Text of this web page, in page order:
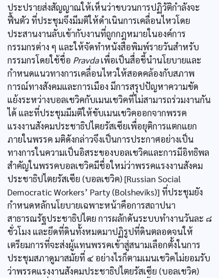
ประปรายส่งสัญญาณให้เห็นว่าขบวนการปฏิวัติกำลังจะ
ฟื้นตัว ที่ประชุมจึงมีมติให้ดำเนินการเคลื่อนไหวโดย
ประสานงานลับเข้ากับงานที่ถูกกฎหมายในองค์การ
กรรมกรต่าง ๆ และให้จัดทำหนังสือพิมพ์รายวันสำหรับ
กรรมกรโดยใช้ชื่อ Pravdaเพื่อเป็นสื่อชี้นำนโยบายและ
กำหนดแนวทางการเคลื่อนไหวให้สอดคล้องกับสภาพ
การณ์ทางสังคมและการเมือง มีการสรุปปัญหาความขัด
แย้งระหว่างบอลเชวิคกับเมนเชวิคที่ไม่สามารถร่วมงานกัน
ได้ และที่ประชุมมีมติให้ขับเมนเชวิคออกจากพรรค
แรงงานสังคมประชาธิปไตยรัสเซียเพื่อยุติการแตกแยก
ภายในพรรค มติดังกล่าวจึงเป็นการประกาศอย่างเป็น
ทางการในความเป็นอิสระของบอลเชวิคและการมีอิทธิพล
สำคัญในพรรคบอลเชวิคมีชื่อใหม่ว่าพรรคแรงงานสังคม
ประชาธิปไตยรัสเซีย (บอลเชวิค) [Russian Social
Democratic Workers’ Party (Bolsheviks)] ที่ประชุมยัง
กำหนดหลักนโยบายเฉพาะหน้าคือการสถาปนา
สาธารณรัฐประชาธิปไตย การผลักดันระบบทำงานวันละ ๘
ชั่วโมง และยึดที่ดินทั้งหมดมาปฏิรูปที่ดินตลอดจนให้
เตรียมการที่จะส่งผู้แทนพรรคเข้าสู่สนามเลือกตั้งในการ
ประชุมสภาดูมาสมัยที่ ๔ อย่างไรก็ตามเมนเชวิคไม่ยอมรับ
ว่าพรรคแรงงานสังคมประชาธิปไตยรัสเซีย (บอลเชวิค)